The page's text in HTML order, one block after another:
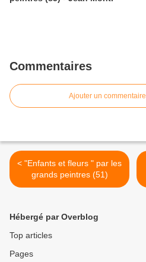
Commentaires
Ajouter un commentaire
< "Enfants et fleurs " par les
grands peintres (51)
Hébergé par Overblog
Top articles
Pages